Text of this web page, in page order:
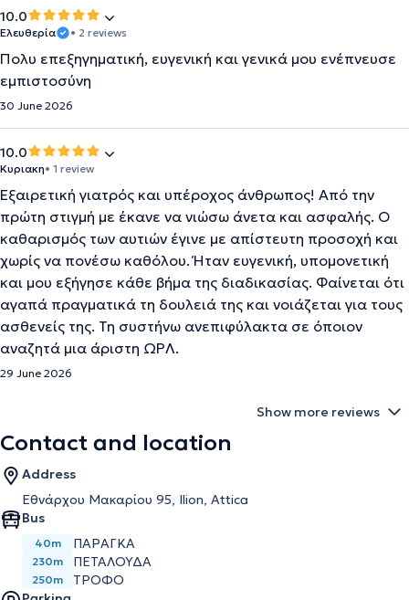
10.0
Ελευθερία • 2 reviews
Πολυ επεξηγηματική, ευγενική και γενικά μου ενέπνευσε
εμπιστοσύνη
30 June 2026
10.0
Κυριακη• 1 review
Εξαιρετική γιατρός και υπέροχος άνθρωπος! Από την
πρώτη στιγμή με έκανε να νιώσω άνετα και ασφαλής. Ο
καθαρισμός των αυτιών έγινε με απίστευτη προσοχή και
χωρίς να πονέσω καθόλου. Ήταν ευγενική, υπομονετική
και μου εξήγησε κάθε βήμα της διαδικασίας. Φαίνεται ότι
αγαπά πραγματικά τη δουλειά της και νοιάζεται για τους
ασθενείς της. Τη συστήνω ανεπιφύλακτα σε όποιον
αναζητά μια άριστη ΩΡΛ.
29 June 2026
Show more reviews
Contact and location
Address
Εθνάρχου Μακαρίου 95, Ilion, Attica
Bus
40m ΠΑΡΑΓΚΑ
230m ΠΕΤΑΛΟΥΔΑ
250m
ΤΡΟΦΟ